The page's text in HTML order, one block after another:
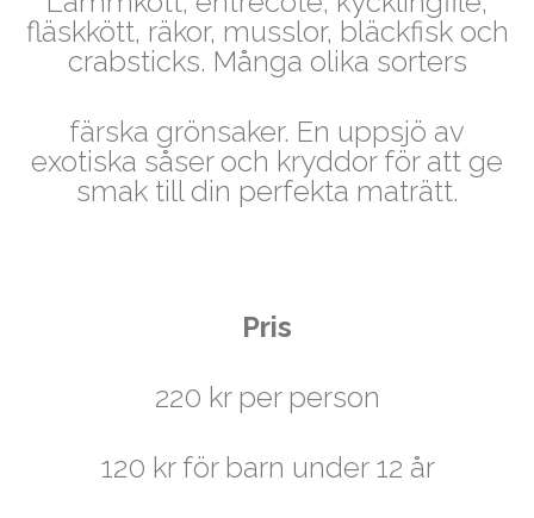
fläskkött, räkor, musslor, bläckfisk och
crabsticks. Många olika sorters
färska grönsaker. En uppsjö av
exotiska såser och kryddor för att ge
smak till din perfekta maträtt.
Pris
220 kr per person
120 kr för barn under 12 år